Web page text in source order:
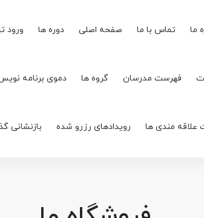
ما تماس با ما صفحه اصلی دوره ها ورود
فهرست مدرسان گروه ها دموی برنامه
علاقه مندی ها رویدادهای رزرو شده بازنشانی